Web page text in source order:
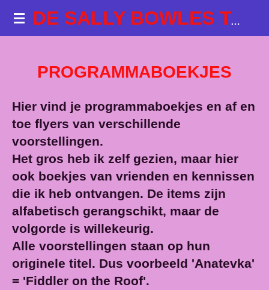
Ga
hoofdinhoud
DE SALLY BOWLES TALKSHOWS
PROGRAMMABOEKJES
Hier vind je programmaboekjes en af en
toe flyers van verschillende
voorstellingen.
Het gros heb ik zelf gezien, maar hier
ook boekjes van vrienden en kennissen
die ik heb ontvangen. De items zijn
alfabetisch gerangschikt, maar de
volgorde is willekeurig.
Alle voorstellingen staan op hun
originele titel. Dus voorbeeld 'Anatevka'
= 'Fiddler on the Roof'.